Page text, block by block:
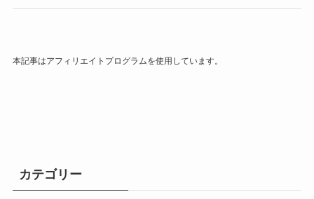
本記事はアフィリエイトプログラムを使用しています。
カテゴリー